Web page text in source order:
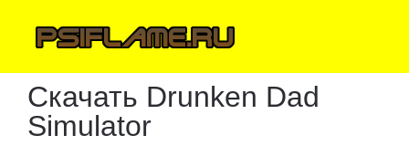
Скачать Drunken Dad
Simulator